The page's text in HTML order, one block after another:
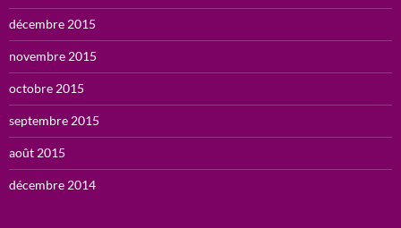
décembre 2015
novembre 2015
octobre 2015
septembre 2015
août 2015
décembre 2014